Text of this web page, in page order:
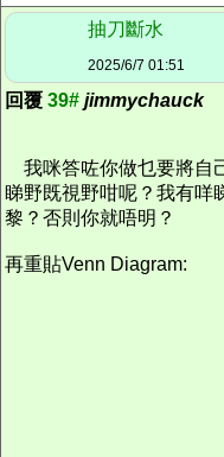
抽刀斷水
2025/6/7 01:51
回覆 39# jimmychauck
我咪答咗你做乜要將自
睇野既視野咁呢？我有咩
黎？否則你就唔明？
再重貼Venn Diagram: